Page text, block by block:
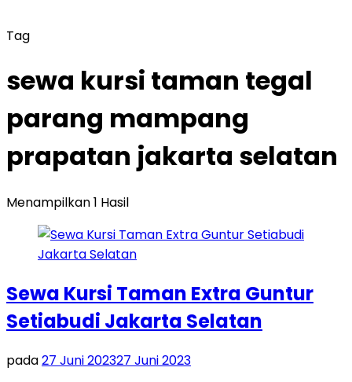
Tag
sewa kursi taman tegal
parang mampang
prapatan jakarta selatan
Menampilkan 1 Hasil
Sewa Kursi Taman Extra Guntur
Setiabudi Jakarta Selatan
pada27 Juni 202327 Juni 2023